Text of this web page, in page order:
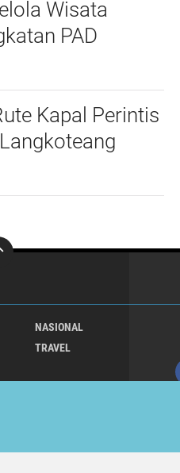
Wisata
PAD
Kapal Perintis
NASIONAL
TRAVEL